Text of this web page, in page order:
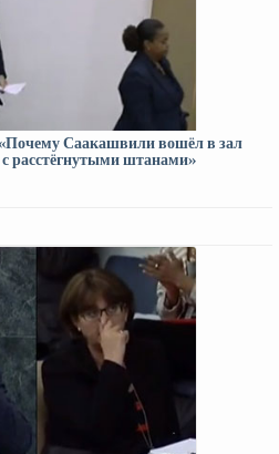
Саакашвили вошёл в зал
расстёгнутыми штанами»